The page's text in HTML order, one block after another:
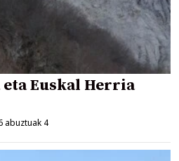
Euskal Herria
abuztuak 4